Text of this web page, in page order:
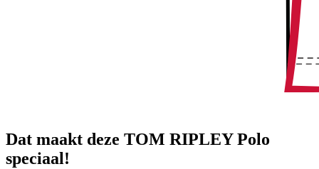
Dat maakt deze TOM RIPLEY Polo
speciaal!